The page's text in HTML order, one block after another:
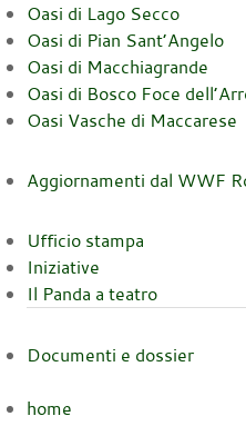
Oasi di Lago Secco
Oasi di Pian Sant’Angelo
Oasi di Macchiagrande
Oasi di Bosco Foce
Oasi Vasche di Maccarese
Aggiornamenti dal WWF
Ufficio stampa
Iniziative
Il Panda a teatro
Documenti e dossier
home